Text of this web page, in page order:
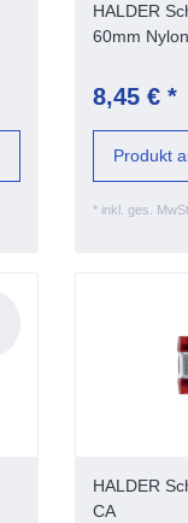
HALDER
60mm Nylon
8,45 € *
* inkl. ges. MwSt.
Produkt
HALDER
CA